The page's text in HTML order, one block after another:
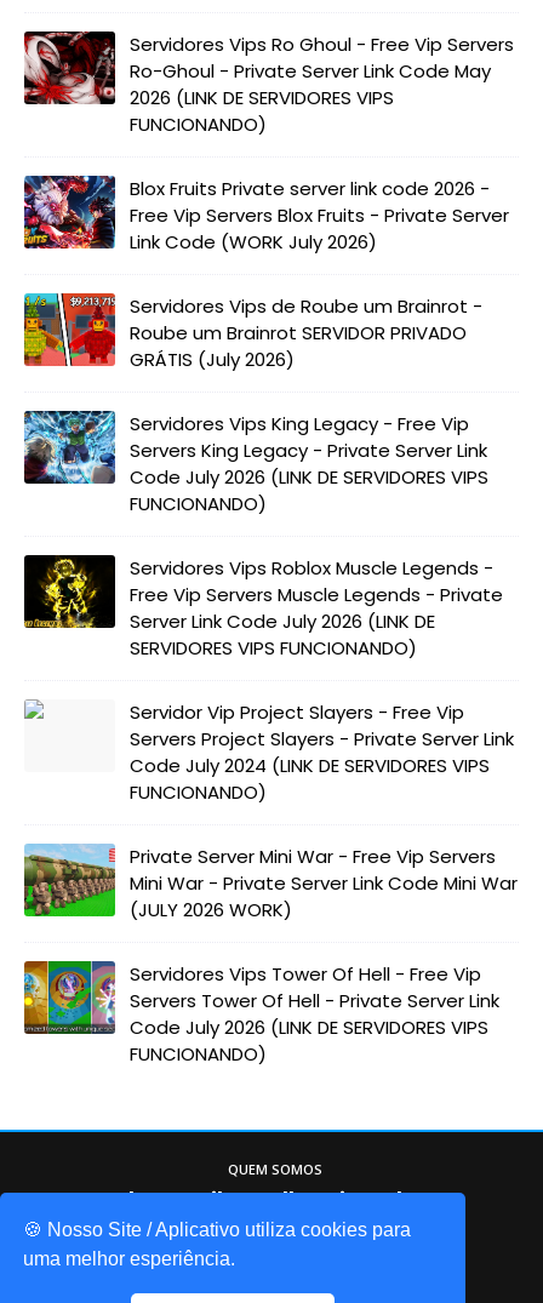
🍪 Nosso Site / Aplicativo utiliza cookies para
uma melhor esperiência.
Servidores Vips Ro Ghoul - Free Vip Servers
Ro-Ghoul - Private Server Link Code May
2026 (LINK DE SERVIDORES VIPS
FUNCIONANDO)
Blox Fruits Private server link code 2026 -
Free Vip Servers Blox Fruits - Private Server
Link Code (WORK July 2026)
Servidores Vips de Roube um Brainrot -
Roube um Brainrot SERVIDOR PRIVADO
GRÁTIS (July 2026)
Servidores Vips King Legacy - Free Vip
Servers King Legacy - Private Server Link
Code July 2026 (LINK DE SERVIDORES VIPS
FUNCIONANDO)
Servidores Vips Roblox Muscle Legends -
Free Vip Servers Muscle Legends - Private
Server Link Code July 2026 (LINK DE
SERVIDORES VIPS FUNCIONANDO)
Servidor Vip Project Slayers - Free Vip
Servers Project Slayers - Private Server Link
Code July 2024 (LINK DE SERVIDORES VIPS
FUNCIONANDO)
Private Server Mini War - Free Vip Servers
Mini War - Private Server Link Code Mini War
(JULY 2026 WORK)
Servidores Vips Tower Of Hell - Free Vip
Servers Tower Of Hell - Private Server Link
Code July 2026 (LINK DE SERVIDORES VIPS
FUNCIONANDO)
QUEM SOMOS
Game Codes Brasil, o melhor site sobre o
mundo do Roblox. Itens gáris, códigos de
jogos, promocodes, e muito mais!